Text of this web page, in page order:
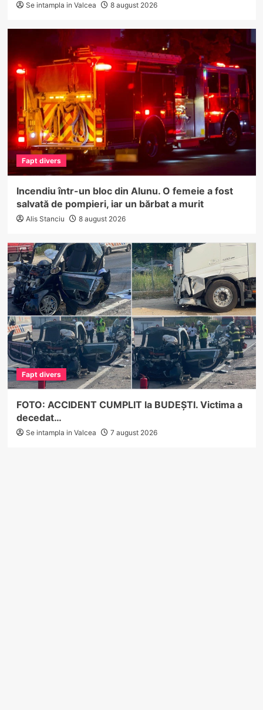
Se intampla in Valcea 8 august 2026
Fapt divers
Incendiu într-un bloc din Alunu. O femeie a fost
salvată de pompieri, iar un bărbat a murit
Alis Stanciu 8 august 2026
Fapt divers
FOTO: ACCIDENT CUMPLIT la BUDEȘTI. Victima a
decedat…
Se intampla in Valcea 7 august 2026